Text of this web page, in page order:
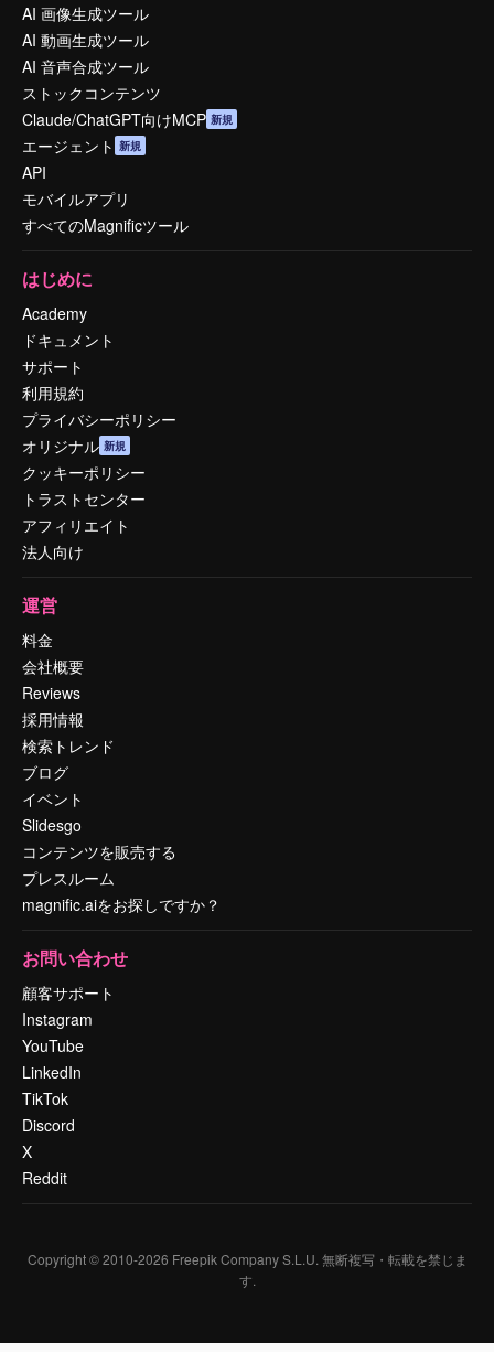
AI 画像生成ツール
AI 動画生成ツール
AI 音声合成ツール
ストックコンテンツ
Claude/ChatGPT向けMCP 新規
エージェント 新規
API
モバイルアプリ
すべてのMagnificツール
はじめに
Academy
ドキュメント
サポート
利用規約
プライバシーポリシー
オリジナル 新規
クッキーポリシー
トラストセンター
アフィリエイト
法人向け
運営
料金
会社概要
Reviews
採用情報
検索トレンド
ブログ
イベント
Slidesgo
コンテンツを販売する
プレスルーム
magnific.aiをお探しですか？
お問い合わせ
顧客サポート
Instagram
YouTube
LinkedIn
TikTok
Discord
X
Reddit
Copyright © 2010-2026 Freepik Company S.L.U. 無断複写・転載を禁じま
す.